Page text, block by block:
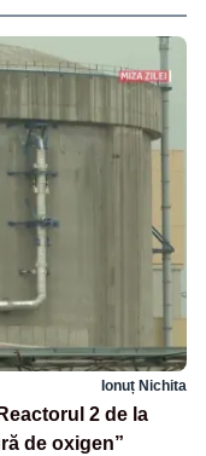
Ionuț Nichita
2 de la
de oxigen”